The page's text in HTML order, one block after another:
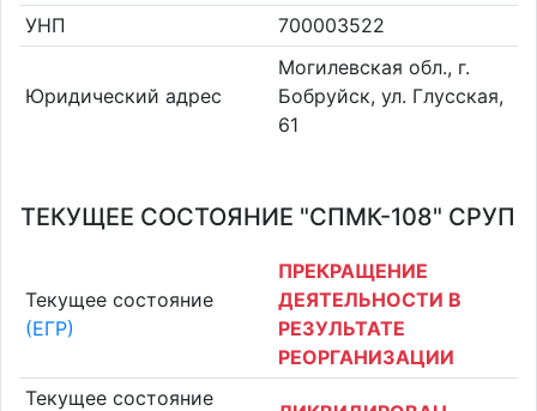
УНП
700003522
Юридический адрес
Могилевская обл., г.
Бобруйск, ул. Глусская,
61
ТЕКУЩЕЕ СОСТОЯНИЕ "СПМК-108" СРУП
Текущее состояние
(ЕГР)
ПРЕКРАЩЕНИЕ
ДЕЯТЕЛЬНОСТИ В
РЕЗУЛЬТАТЕ
РЕОРГАНИЗАЦИИ
Текущее состояние